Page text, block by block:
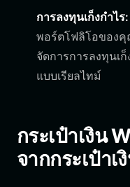
การลงทุนเก็งกำไร:
พอร์ตโฟลิโอของ
จัดการการลงทุนเ
แบบเรียลไทม์
กระเป๋าเงิน
จากกระเป๋า